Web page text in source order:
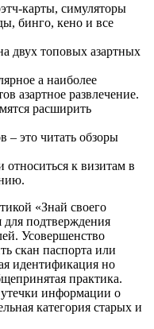
карты, симуляторы
бинго, кено и все
двух топовых азартных
а наиболее
азартное развлечение.
расширить
– это читать обзоры
к визитам в
«Знай своего
подтверждения
Усовершенство
скан паспорта или
идентификация но
практика.
информации о
категория старых и